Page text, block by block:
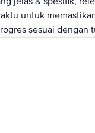
untuk
sesuai dengan